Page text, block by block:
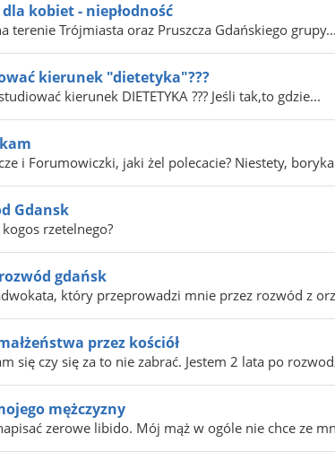
kobiet - niepłodność
terenie Trójmiasta oraz Pruszcza Gdańskiego grupy...
kierunek "dietetyka"???
kierunek DIETETYKA ??? Jeśli tak,to gdzie...
i Forumowiczki, jaki żel polecacie? Niestety,
Gdansk
rzetelnego?
gdańsk
który przeprowadzi mnie przez rozwód z
przez kościół
się czy się za to nie zabrać. Jestem 2 lata po
mężczyzny
zerowe libido. Mój mąż w ogóle nie chce ze